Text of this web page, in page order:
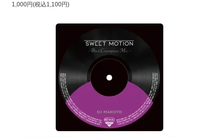
1,000円(税込1,100円)